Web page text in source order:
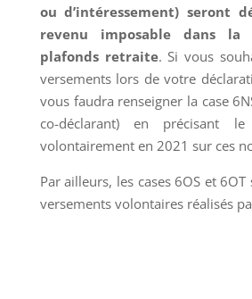
ou d’intéressement) seront
revenu imposable dans
plafonds retraite. Si vous
versements lors de votre
vous faudra renseigner la case
co-déclarant) en précisant
volontairement en 2021 sur ces
Par ailleurs, les cases 6OS et
versements volontaires réalisés